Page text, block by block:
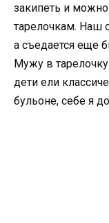
закипеть и
тарелочкам. Наш
а съедается еще
Мужу в
дети ели
бульоне, себе я